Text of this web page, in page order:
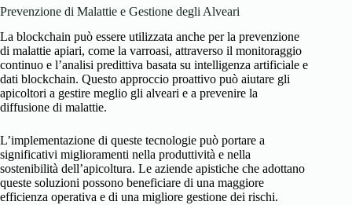
Prevenzione di Malattie e Gestione degli Alveari
La blockchain può essere utilizzata anche per la prevenzione
di malattie apiari, come la varroasi, attraverso il monitoraggio
continuo e l’analisi predittiva basata su intelligenza artificiale e
dati blockchain. Questo approccio proattivo può aiutare gli
apicoltori a gestire meglio gli alveari e a prevenire la
diffusione di malattie.
L’implementazione di queste tecnologie può portare a
significativi miglioramenti nella produttività e nella
sostenibilità dell’apicoltura. Le aziende apistiche che adottano
queste soluzioni possono beneficiare di una maggiore
efficienza operativa e di una migliore gestione dei rischi.